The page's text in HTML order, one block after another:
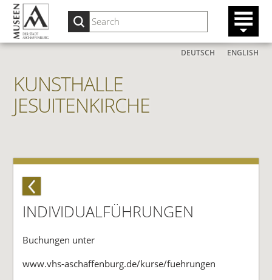
KUNSTHALLE
JESUITENKIRCHE
DEUTSCH ENGLISH
INDIVIDUALFÜHRUNGEN
Buchungen unter
www.vhs-aschaffenburg.de/kurse/fuehrungen